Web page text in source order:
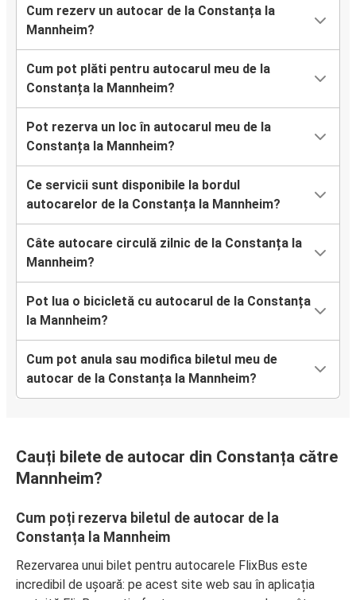
Cum rezerv un autocar de la Constanța la
Mannheim?
Cum pot plăti pentru autocarul meu de la
Constanța la Mannheim?
Pot rezerva un loc în autocarul meu de la
Constanța la Mannheim?
Ce servicii sunt disponibile la bordul
autocarelor de la Constanța la Mannheim?
Câte autocare circulă zilnic de la Constanța la
Mannheim?
Pot lua o bicicletă cu autocarul de la Constanța
la Mannheim?
Cum pot anula sau modifica biletul meu de
autocar de la Constanța la Mannheim?
Cauți bilete de autocar din Constanța către
Mannheim?
Cum poți rezerva biletul de autocar de la
Constanța la Mannheim
Rezervarea unui bilet pentru autocarele FlixBus este
incredibil de ușoară: pe acest site web sau în aplicația